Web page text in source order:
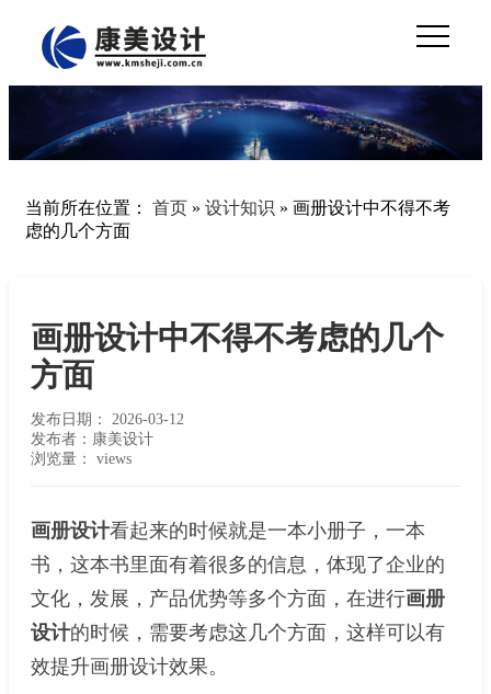
当前所在位置： 首页 » 设计知识 » 画册设计中不得不考
虑的几个方面
画册设计中不得不考虑的几个
方面
发布日期： 2026-03-12
发布者：康美设计
浏览量： views
画册设计看起来的时候就是一本小册子，一本
书，这本书里面有着很多的信息，体现了企业的
文化，发展，产品优势等多个方面，在进行画册
设计的时候，需要考虑这几个方面，这样可以有
效提升画册设计效果。